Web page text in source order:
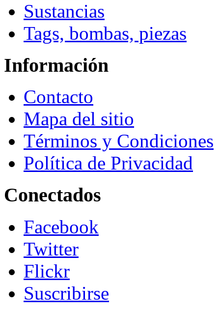
Sustancias
Tags, bombas, piezas
Información
Contacto
Mapa del sitio
Términos y Condiciones
Política de Privacidad
Conectados
Facebook
Twitter
Flickr
Suscribirse